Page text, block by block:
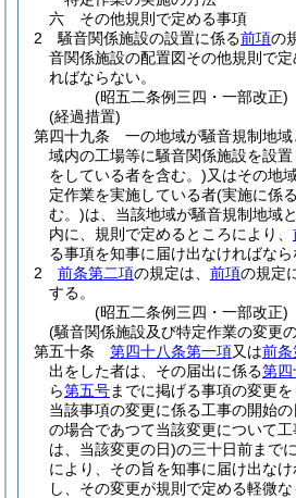
六
その他規則で定める事項
2
騒音関係施設の設置に係る前項の
音関係施設の配置図その他規則で
ればならない。
(昭五二条例三四・一部改正)
(経過措置)
第四十九条
一の地域が騒音規制地
域内の工場等に騒音関係施設を設
をしている者を含む。)又はその地
定作業を実施している者(実施に係
む。)は、当該地域が騒音規制地域
内に、規則で定めるところにより、
る事項を知事に届け出なければなら
2
前条第二項の規定は、 前項の規定
する。
(昭五二条例三四・一部改正)
(騒音関係施設及び特定作業の変更
第五十条
第四十八条第一項又は前条
出をした者は、その届出に係る第四
ら第五号までに掲げる事項の変更を
当該事項の変更に係る工事の開始の
の場合であつて当該変更について
は、当該変更の日)の三十日前まで
により、その旨を知事に届け出なけ
し、その変更が規則で定める軽微